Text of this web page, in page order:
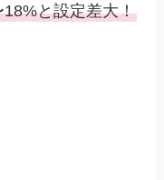
と設定差大！